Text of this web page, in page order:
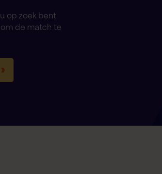
op zoek bent
de match te